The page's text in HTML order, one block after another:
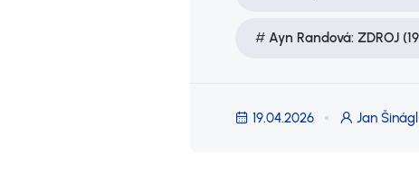
Ayn Randová: ZDROJ
19.04.2026 Jan Šinágl